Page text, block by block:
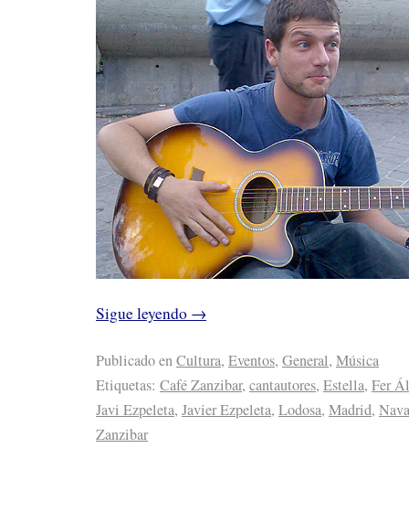
Sigue leyendo →
Publicado enCultura, Eventos, General, Música
Etiquetas: Café Zanzibar, cantautores, Estella, Fer
Javi Ezpeleta, Javier Ezpeleta, Lodosa, Madrid,
Zanzibar